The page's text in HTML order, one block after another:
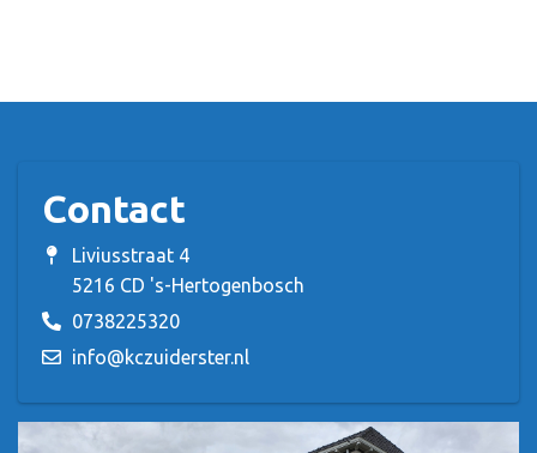
Contact
Liviusstraat 4
5216 CD 's-Hertogenbosch
0738225320
info@kczuiderster.nl